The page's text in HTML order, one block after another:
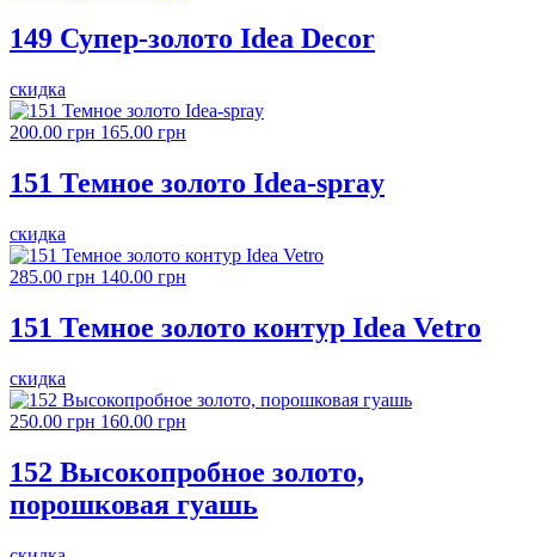
149 Супер-золото Idea Decor
скидка
200.00 грн 165.00 грн
151 Темное золото Idea-spray
скидка
285.00 грн 140.00 грн
151 Темное золото контур Idea Vetro
скидка
250.00 грн 160.00 грн
152 Высокопробное золото,
порошковая гуашь